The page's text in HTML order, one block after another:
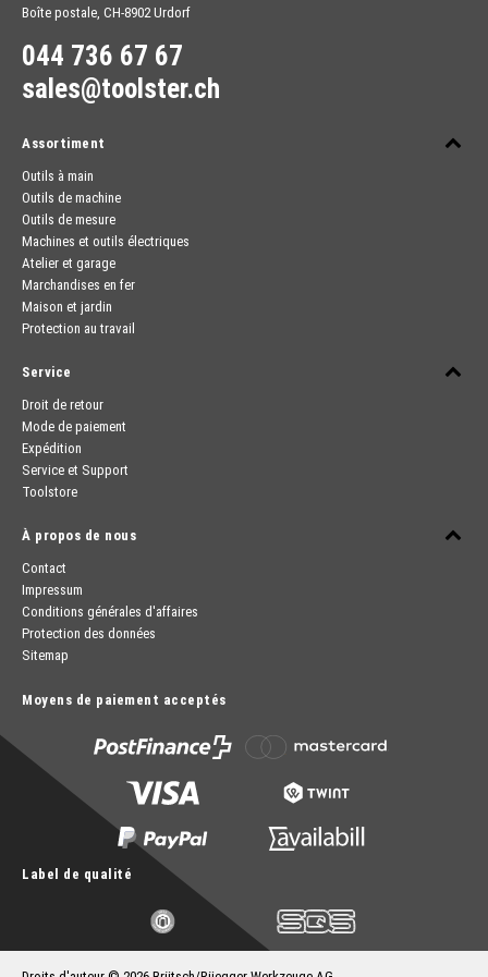
Boîte postale, CH-8902 Urdorf
044 736 67 67
sales@toolster.ch
Assortiment
Outils à main
Outils de machine
Outils de mesure
Machines et outils électriques
Atelier et garage
Marchandises en fer
Maison et jardin
Protection au travail
Service
Droit de retour
Mode de paiement
Expédition
Service et Support
Toolstore
À propos de nous
Contact
Impressum
Conditions générales d'affaires
Protection des données
Sitemap
Moyens de paiement acceptés
Label de qualité